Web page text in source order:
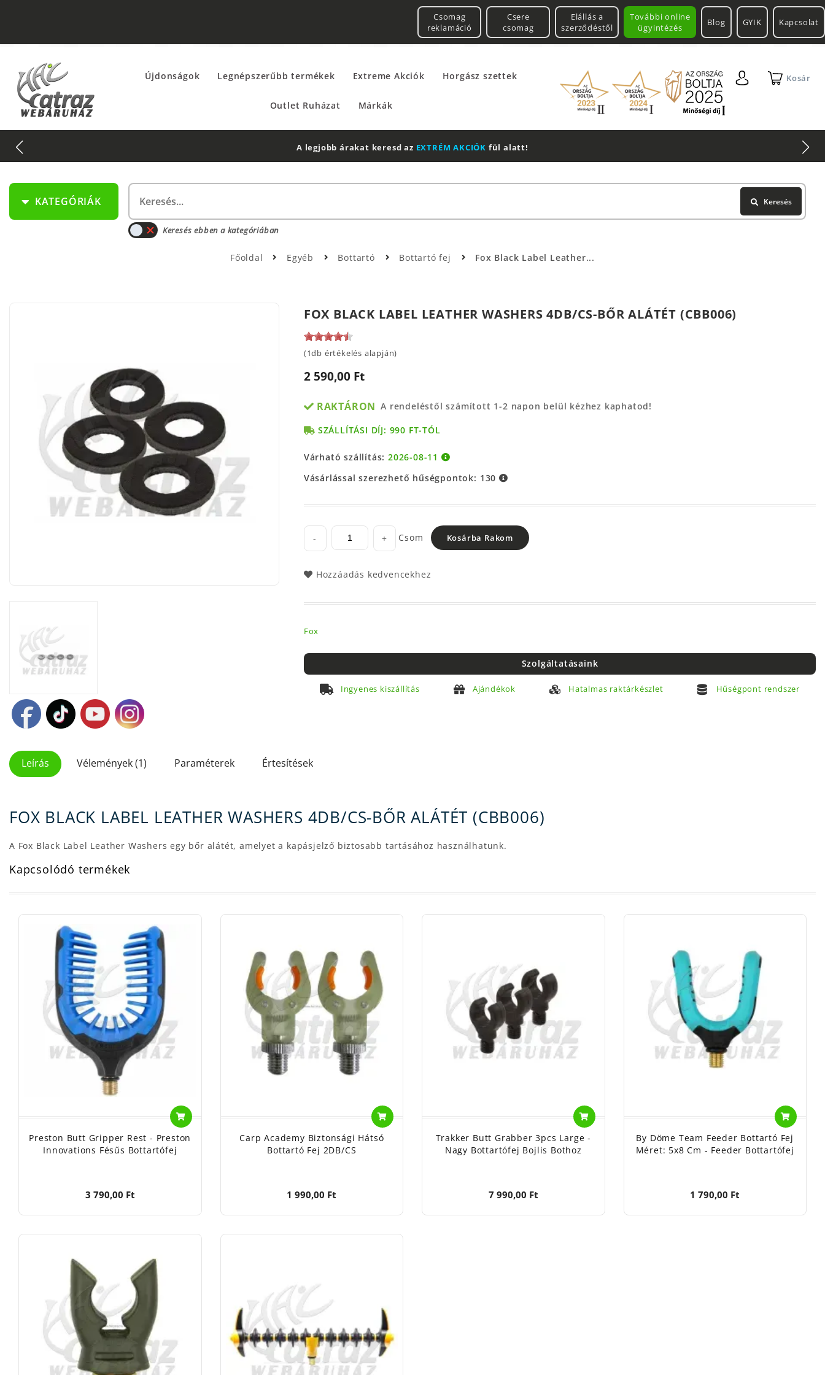
További online
ügyintézés
Csomag
reklamáció
Csere
csomag
Elállás a
szerződéstől
Blog GYIK Kapcsolat
Újdonságok Legnépszerűbb termékek Extreme Akciók Horgász szettek
Outlet Ruházat Márkák
Kosár
A legjobb árakat keresd az EXTRÉM AKCIÓK fül alatt!
KATEGÓRIÁK Keresés
Keresés ebben a kategóriában
Főoldal Egyéb Bottartó Bottartó fej Fox Black Label Leather...
FOX BLACK LABEL LEATHER WASHERS 4DB/CS-BŐR ALÁTÉT (CBB006)
(1db értékelés alapján)
2 590,00 Ft
RAKTÁRON A rendeléstől számított 1-2 napon belül kézhez kaphatod!
SZÁLLÍTÁSI DÍJ: 990 FT-TÓL
Várható szállítás:2026-08-11
Vásárlással szerezhető hűségpontok: 130
- + Csom Kosárba Rakom
Hozzáadás kedvencekhez
Fox
Szolgáltatásaink
Ingyenes kiszállítás Ajándékok Hatalmas raktárkészlet Hűségpont rendszer
Leírás Vélemények (1) Paraméterek Értesítések
FOX BLACK LABEL LEATHER WASHERS 4DB/CS-BŐR ALÁTÉT (CBB006)
A Fox Black Label Leather Washers egy bőr alátét, amelyet a kapásjelző biztosabb tartásához használhatunk.
Kapcsolódó termékek
Preston Butt Gripper Rest - Preston
Innovations Fésűs Bottartófej
3 790,00 Ft
Carp Academy Biztonsági Hátsó
Bottartó Fej 2DB/CS
1 990,00 Ft
Trakker Butt Grabber 3pcs Large -
Nagy Bottartófej Bojlis Bothoz
7 990,00 Ft
By Döme Team Feeder Bottartó Fej
Méret: 5x8 Cm - Feeder Bottartófej
1 790,00 Ft